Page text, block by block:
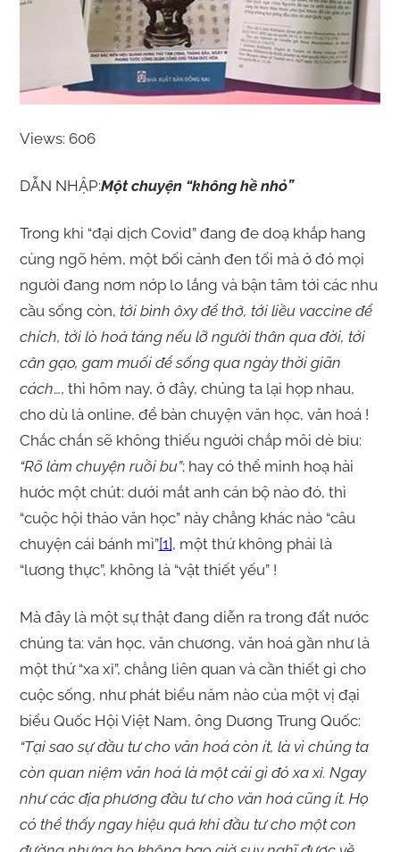
Views: 606
DẪN NHẬP:Một chuyện “không hề nhỏ”
Trong khi “đại dịch Covid” đang đe doạ khắp hang
cùng ngõ hẻm, một bối cảnh đen tối mà ở đó mọi
người đang nơm nớp lo lắng và bận tâm tới các nhu
cầu sống còn, tới bình ôxy để thở, tới liều vaccine để
chích, tới lò hoả táng nếu lỡ người thân qua đời, tới
cân gạo, gam muối để sống qua ngày thời giãn
cách…, thì hôm nay, ở đây, chúng ta lại họp nhau,
cho dù là online, để bàn chuyện văn học, văn hoá !
Chắc chắn sẽ không thiếu người chắp môi dè bỉu:
“Rõ làm chuyện ruồi bu”; hay có thể minh hoạ hài
hước một chút: dưới mắt anh cán bộ nào đó, thì
“cuộc hội thảo văn học” này chẳng khác nào “câu
chuyện cái bánh mì”[1], một thứ không phải là
“lương thực”, không là “vật thiết yếu” !
Mà đây là một sự thật đang diễn ra trong đất nước
chúng ta: văn học, văn chương, văn hoá gần như là
một thứ “xa xỉ”, chẳng liên quan và cần thiết gì cho
cuộc sống, như phát biểu năm nào của một vị đại
biểu Quốc Hội Việt Nam, ông Dương Trung Quốc:
“Tại sao sự đầu tư cho văn hoá còn ít, là vì chúng ta
còn quan niệm văn hoá là một cái gì đó xa xỉ. Ngay
như các địa phương đầu tư cho văn hoá cũng ít. Họ
có thể thấy ngay hiệu quả khi đầu tư cho một con